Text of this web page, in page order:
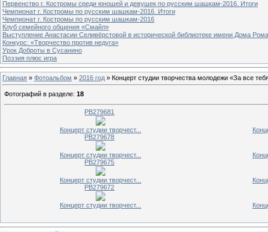
Первенство г. Костромы среди юношей и девушек по русским шашкам-2016. Итоги
Чемпионат г. Костромы по русским шашкам-2016. Итоги
Чемпионат г. Костромы по русским шашкам-2016
Клуб семейного общения «Смайл»
Выступление Анастасии Селивёрстовой в исторической библиотеке имени Дома
Конкурс: «Творчество против недуга»
Урок Доброты в Сусанино
Поэзия плюс игра
Главная » Фотоальбом » 2016 год » Концерт студии творчества молодежи «За все
Фотографий в разделе: 18
PB279681
Концерт студии творчест...
PB279678
Концерт студии творчест...
PB279675
Концерт студии творчест...
PB279672
Концерт студии творчест...